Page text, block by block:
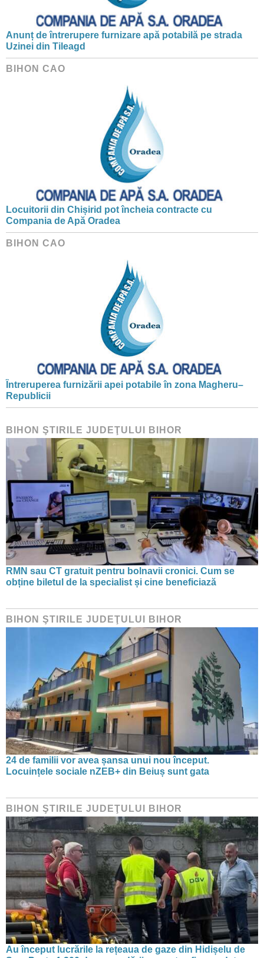
Anunț de întrerupere furnizare apă potabilă pe strada
Uzinei din Tileagd
BIHON CAO
Locuitorii din Chișirid pot încheia contracte cu
Compania de Apă Oradea
BIHON CAO
Întreruperea furnizării apei potabile în zona Magheru–
Republicii
BIHON ŞTIRILE JUDEŢULUI BIHOR
RMN sau CT gratuit pentru bolnavii cronici. Cum se
obține biletul de la specialist și cine beneficiază
BIHON ŞTIRILE JUDEŢULUI BIHOR
24 de familii vor avea șansa unui nou început.
Locuințele sociale nZEB+ din Beiuș sunt gata
BIHON ŞTIRILE JUDEŢULUI BIHOR
Au început lucrările la rețeaua de gaze din Hidișelu de